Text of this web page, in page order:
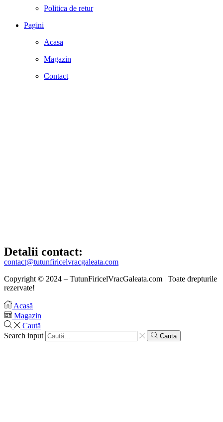
Politica de retur
Pagini
Acasa
Magazin
Contact
Detalii contact:
contact@tutunfiricelvracgaleata.com
Copyright © 2024 – TutunFiricelVracGaleata.com | Toate drepturile
rezervate!
Acasă
Magazin
Caută
Search input
Cauta